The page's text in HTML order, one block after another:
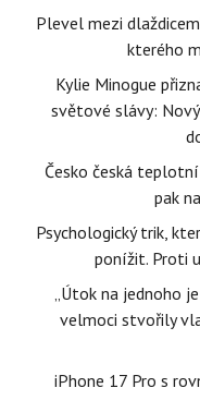
Plevel mezi
kterého
Kylie Minogue
světové slávy:
Česko česká
pak
Psychologický trik,
ponížit. Proti
„Útok na jednoho
velmoci stvořily
iPhone 17 Pro s